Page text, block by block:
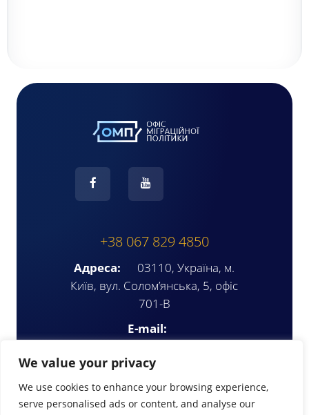
We value your privacy
We use cookies to enhance your browsing experience,
serve personalised ads or content, and analyse our
+38 067 829 4850
Адреса:
03110, Україна, м.
Київ, вул. Солом’янська, 5, офіс
701-В
E-mail: